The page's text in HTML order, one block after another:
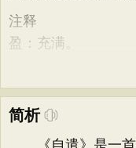
注释
盈：充满。
简析
《自遣》是一首